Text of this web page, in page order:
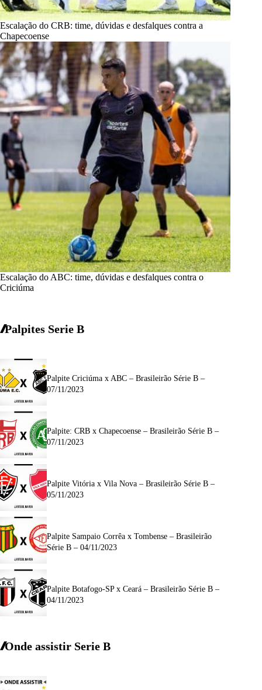
Escalação do CRB: time, dúvidas e desfalques contra a
Chapecoense
Escalação do ABC: time, dúvidas e desfalques contra o
Criciúma
Palpites Serie B
Palpite Criciúma x ABC – Brasileirão Série B –
07/11/2023
Palpite: CRB x Chapecoense – Brasileirão Série B –
07/11/2023
Palpite Vitória x Vila Nova – Brasileirão Série B –
05/11/2023
Palpite Sampaio Corrêa x Tombense – Brasileirão
Série B – 04/11/2023
Palpite Botafogo-SP x Ceará – Brasileirão Série B –
04/11/2023
Onde assistir Serie B